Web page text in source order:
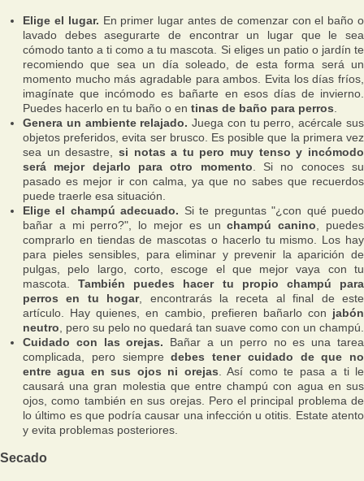
Elige el lugar. En primer lugar antes de comenzar con el baño o
lavado debes asegurarte de encontrar un lugar que le sea
cómodo tanto a ti como a tu mascota. Si eliges un patio o jardín te
recomiendo que sea un día soleado, de esta forma será un
momento mucho más agradable para ambos. Evita los días fríos,
imagínate que incómodo es bañarte en esos días de invierno.
Puedes hacerlo en tu baño o en tinas de baño para perros
Genera un ambiente relajado. Juega con tu perro, acércale sus
objetos preferidos, evita ser brusco. Es posible que la primera vez
sea un desastre, si notas a tu pero muy tenso y incómodo
será mejor dejarlo para otro momento . Si no conoces su
pasado es mejor ir con calma, ya que no sabes que recuerdos
puede traerle esa situación.
Elige el champú adecuado. Si te preguntas "¿con qué puedo
bañar a mi perro?", lo mejor es unchampú canino , puedes
comprarlo en tiendas de mascotas o hacerlo tu mismo. Los hay
para pieles sensibles, para eliminar y prevenir la aparición de
pulgas, pelo largo, corto, escoge el que mejor vaya con tu
mascota.También puedes hacer tu propio champú para
perros en tu hogar, encontrarás la receta al final de este
artículo. Hay quienes, en cambio, prefieren bañarlo con jabón
neutro , pero su pelo no quedará tan suave como con un champú.
Cuidado con las orejas. Bañar a un perro no es una tarea
complicada, pero siempredebes tener cuidado de que no
entre agua en sus ojos ni orejas . Así como te pasa a ti le
causará una gran molestia que entre champú con agua en sus
ojos, como también en sus orejas. Pero el principal problema de
lo último es que podría causar una infección u otitis. Estate atento
y evita problemas posteriores.
Secado